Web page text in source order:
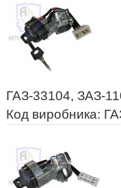
ГАЗ-33104, ЗАЗ-
Код виробника: